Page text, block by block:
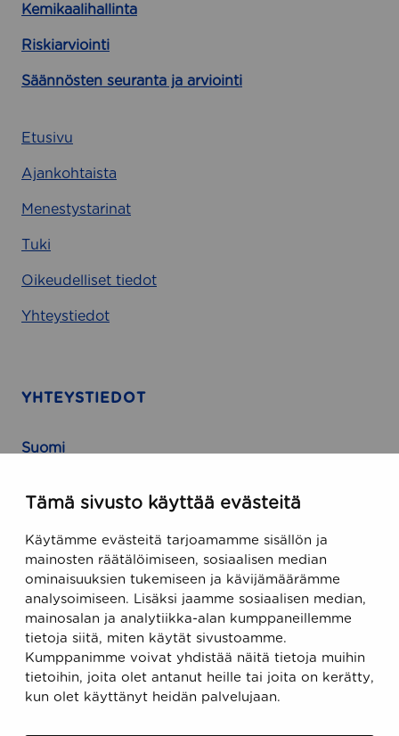
Tämä sivusto käyttää evästeitä
Käytämme evästeitä tarjoamamme sisällön ja
mainosten räätälöimiseen, sosiaalisen median
ominaisuuksien tukemiseen ja kävijämäärämme
analysoimiseen. Lisäksi jaamme sosiaalisen median,
mainosalan ja analytiikka-alan kumppaneillemme
tietoja siitä, miten käytät sivustoamme.
Kumppanimme voivat yhdistää näitä tietoja muihin
tietoihin, joita olet antanut heille tai joita on kerätty,
kun olet käyttänyt heidän palvelujaan.
Kemikaalihallinta
Riskiarviointi
Säännösten seuranta ja arviointi
Etusivu
Ajankohtaista
Menestystarinat
Tuki
Oikeudelliset tiedot
Yhteystiedot
YHTEYSTIEDOT
Suomi
FIN-00100 Helsinki, Finland
USA
470 Ramona Street
Palo Alto, CA 94301, USA
Sähköposti
support@ecobiomanager.com